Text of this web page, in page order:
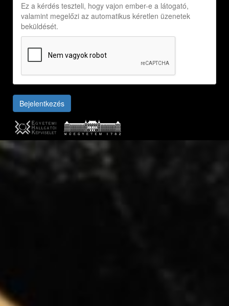
Ez a kérdés teszteli, hogy vajon ember-e a látogató,
valamint megelőzi az automatikus kéretlen üzenetek
beküldését.
Bejelentkezés